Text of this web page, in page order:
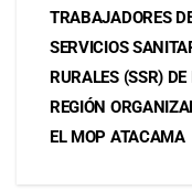
TRABAJADORES
SERVICIOS
RURALES (SSR) DE
REGIÓN
EL MOP ATACAMA